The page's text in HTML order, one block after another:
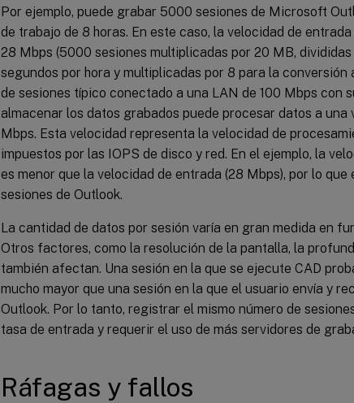
Por ejemplo, puede grabar 5000 sesiones de Microsoft
de trabajo de 8 horas. En este caso, la velocidad de
28 Mbps (5000 sesiones multiplicadas por 20 MB,
segundos por hora y multiplicadas por 8 para la conversión
de sesiones típico conectado a una LAN de 100 Mbps con
almacenar los datos grabados puede procesar datos a
Mbps. Esta velocidad representa la velocidad de
impuestos por las IOPS de disco y red. En el ejemplo, la
es menor que la velocidad de entrada (28 Mbps), por lo
sesiones de Outlook.
La cantidad de datos por sesión varía en gran medida en
Otros factores, como la resolución de la pantalla, la
también afectan. Una sesión en la que se ejecute CAD
mucho mayor que una sesión en la que el usuario envía y
Outlook. Por lo tanto, registrar el mismo número de
tasa de entrada y requerir el uso de más servidores de
Ráfagas y fallos